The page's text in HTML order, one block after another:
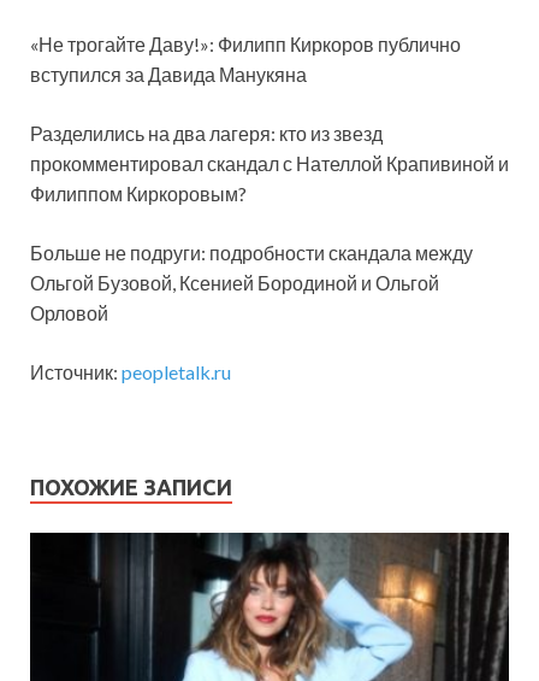
«Не трогайте Даву!»: Филипп Киркоров публично
вступился за Давида Манукяна
Разделились на два лагеря: кто из звезд
прокомментировал скандал с Нателлой Крапивиной и
Филиппом Киркоровым?
Больше не подруги: подробности скандала между
Ольгой Бузовой, Ксенией Бородиной и Ольгой
Орловой
Источник: peopletalk.ru
ПОХОЖИЕ ЗАПИСИ